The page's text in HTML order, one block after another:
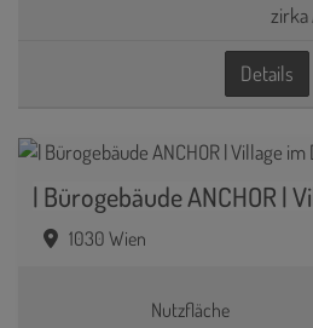
zirka
Details
| Bürogebäude ANCHOR |
1030 Wien
Nutzfläche